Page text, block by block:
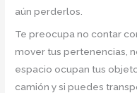
aún perderlos.
Te preocupa no contar
mover tus pertenencias,
espacio ocupan tus
camión y si puedes